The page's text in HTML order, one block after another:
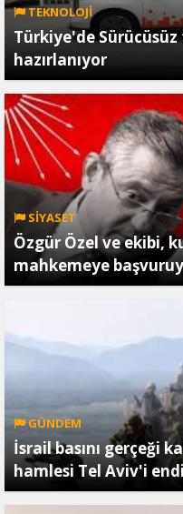
TEKNOLOJİ
Türkiye'de
hazırlanıyor
SİYASET
Özgür Özel ve ekibi,
mahkemeye
GÜNDEM
İsrail basını gerçeği
hamlesi Tel Aviv'i